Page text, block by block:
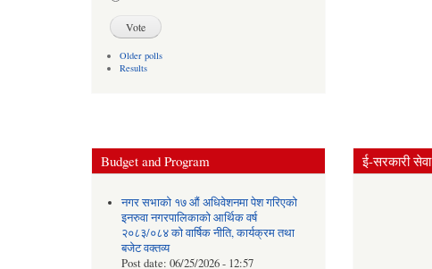
Older polls
Results
Budget and Program
नगर सभाको १७ औं अधिवेशनमा पेश गरिएको
इनरुवा नगरपालिकाको आर्थिक वर्ष
२०८३/०८४ को वार्षिक नीति, कार्यक्रम तथा
बजेट वक्तव्य
Post date: 06/25/2026 - 12:57
ई-सरकारी सेवा